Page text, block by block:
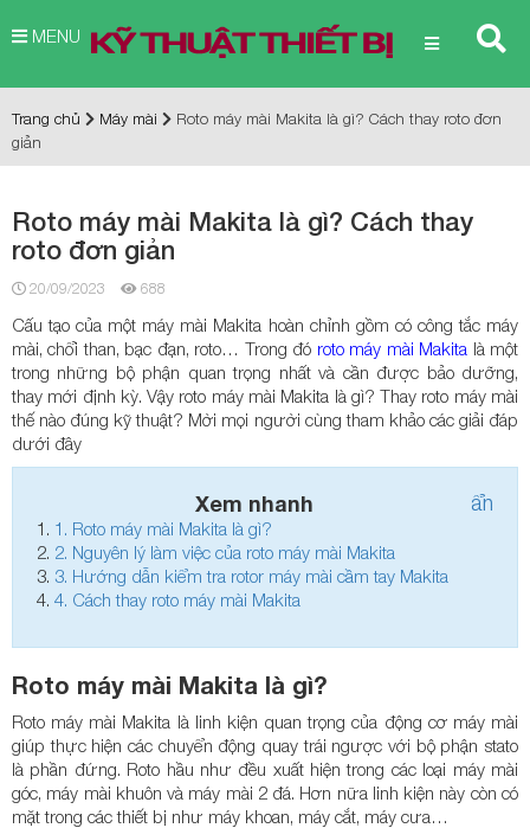
MENU
Trang chủ Máy mài
Roto máy mài Makita là gì? Cách thay roto đơn
giản
Roto máy mài Makita là gì? Cách thay
roto đơn giản
20/09/2023 688
Cấu tạo của một máy mài Makita hoàn chỉnh gồm có công tắc máy
mài, chổi than, bạc đạn, roto… Trong đó roto máy mài Makita là một
trong những bộ phận quan trọng nhất và cần được bảo dưỡng,
thay mới định kỳ. Vậy roto máy mài Makita là gì? Thay roto máy mài
thế nào đúng kỹ thuật? Mời mọi người cùng tham khảo các giải đáp
dưới đây
Xem nhanh ẩn
1. Roto máy mài Makita là gì?
2. Nguyên lý làm việc của roto máy mài Makita
3. Hướng dẫn kiểm tra rotor máy mài cầm tay Makita
4. Cách thay roto máy mài Makita
Roto máy mài Makita là gì?
Roto máy mài Makita là linh kiện quan trọng của động cơ máy mài
giúp thực hiện các chuyển động quay trái ngược với bộ phận stato
là phần đứng. Roto hầu như đều xuất hiện trong các loại máy mài
góc, máy mài khuôn và máy mài 2 đá. Hơn nữa linh kiện này còn có
mặt trong các thiết bị như máy khoan, máy cắt, máy cưa…